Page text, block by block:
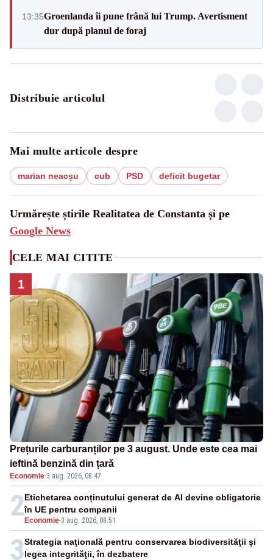
13:35Groenlanda îi pune frână lui Trump. Avertisment
dur după planul de foraj
Distribuie articolul
Mai multe articole despre
marian neacșu cub PSD deficit bugetar
Urmărește știrile Realitatea de Constanta și pe
Google News
CELE MAI CITITE
1
Prețurile carburanților pe 3 august. Unde este cea mai
ieftină benzină din țară
Economie·3 aug. 2026, 08:47
2 Economie-3 aug. 2026, 08:51
Etichetarea conținutului generat de AI devine obligatorie
în UE pentru companii
3Strategia naţională pentru conservarea biodiversităţii și
legea integrităţii, în dezbatere